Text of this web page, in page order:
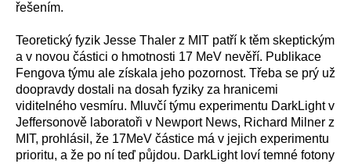
řešením.
Teoretický fyzik Jesse Thaler z MIT patří k těm skeptickým
a v novou částici o hmotnosti 17 MeV nevěří. Publikace
Fengova týmu ale získala jeho pozornost. Třeba se prý už
doopravdy dostali na dosah fyziky za hranicemi
viditelného vesmíru. Mluvčí týmu experimentu DarkLight v
Jeffersonově laboratoři v Newport News, Richard Milner z
MIT, prohlásil, že 17MeV částice má v jejich experimentu
prioritu, a že po ní teď půjdou. DarkLight loví temné fotony